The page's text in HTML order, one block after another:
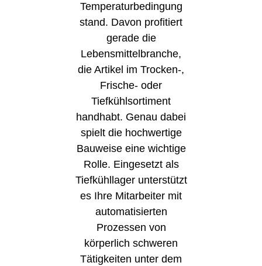
Temperaturbedingung
stand. Davon profitiert
gerade die
Lebensmittelbranche,
die Artikel im Trocken-,
Frische- oder
Tiefkühlsortiment
handhabt. Genau dabei
spielt die hochwertige
Bauweise eine wichtige
Rolle. Eingesetzt als
Tiefkühllager unterstützt
es Ihre Mitarbeiter mit
automatisierten
Prozessen von
körperlich schweren
Tätigkeiten unter dem